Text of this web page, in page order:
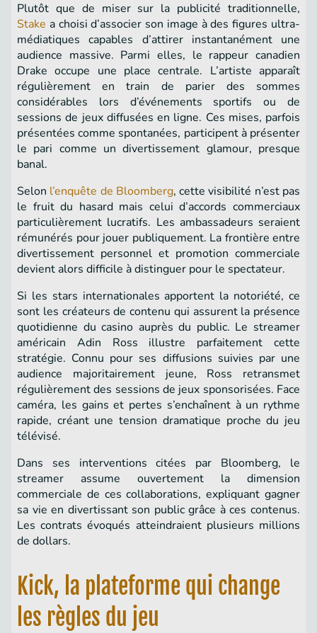
Plutôt que de miser sur la publicité traditionnelle,
Stake a choisi d’associer son image à des figures ultra-
médiatiques capables d’attirer instantanément une
audience massive. Parmi elles, le rappeur canadien
Drake occupe une place centrale. L’artiste apparaît
régulièrement en train de parier des sommes
considérables lors d’événements sportifs ou de
sessions de jeux diffusées en ligne. Ces mises, parfois
présentées comme spontanées, participent à présenter
le pari comme un divertissement glamour, presque
banal.
Selon l’enquête de Bloomberg, cette visibilité n’est pas
le fruit du hasard mais celui d’accords commerciaux
particulièrement lucratifs. Les ambassadeurs seraient
rémunérés pour jouer publiquement. La frontière entre
divertissement personnel et promotion commerciale
devient alors difficile à distinguer pour le spectateur.
Si les stars internationales apportent la notoriété, ce
sont les créateurs de contenu qui assurent la présence
quotidienne du casino auprès du public. Le streamer
américain Adin Ross illustre parfaitement cette
stratégie. Connu pour ses diffusions suivies par une
audience majoritairement jeune, Ross retransmet
régulièrement des sessions de jeux sponsorisées. Face
caméra, les gains et pertes s’enchaînent à un rythme
rapide, créant une tension dramatique proche du jeu
télévisé.
Dans ses interventions citées par Bloomberg, le
streamer assume ouvertement la dimension
commerciale de ces collaborations, expliquant gagner
sa vie en divertissant son public grâce à ces contenus.
Les contrats évoqués atteindraient plusieurs millions
de dollars.
Kick, la plateforme qui change
les règles du jeu